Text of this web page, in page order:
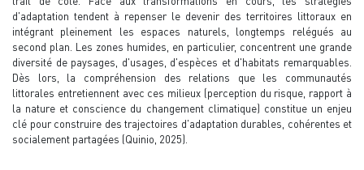
d'adaptation tendent à repenser le devenir des territoires littoraux en
intégrant pleinement les espaces naturels, longtemps relégués au
second plan. Les zones humides, en particulier, concentrent une grande
diversité de paysages, d'usages, d'espèces et d'habitats remarquables.
Dès lors, la compréhension des relations que les communautés
littorales entretiennent avec ces milieux (perception du risque, rapport à
la nature et conscience du changement climatique) constitue un enjeu
clé pour construire des trajectoires d'adaptation durables, cohérentes et
socialement partagées (Quinio, 2025).